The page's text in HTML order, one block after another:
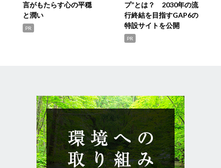
言がもたらす心の平穏
と潤い
PR
プ”とは？ 2030年の流
行終結を目指すGAP6の
特設サイトを公開
PR